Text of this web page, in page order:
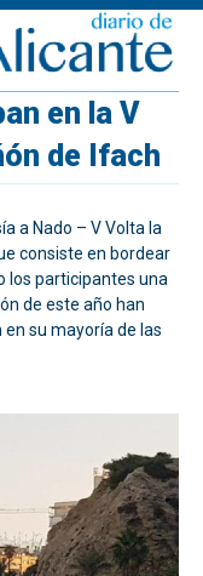
en la V
de Ifach
a Nado – V Volta la
consiste en bordear
los participantes una
de este año han
su mayoría de las